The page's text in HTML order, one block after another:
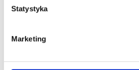
Statystyka
Marketing
Nowy